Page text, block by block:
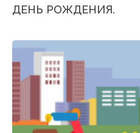
ДЕНЬ РОЖДЕНИЯ.